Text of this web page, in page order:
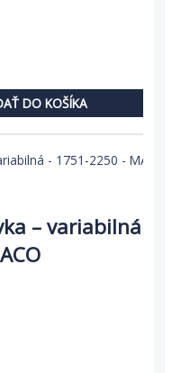
DO KOŠÍKA
– variabilná –